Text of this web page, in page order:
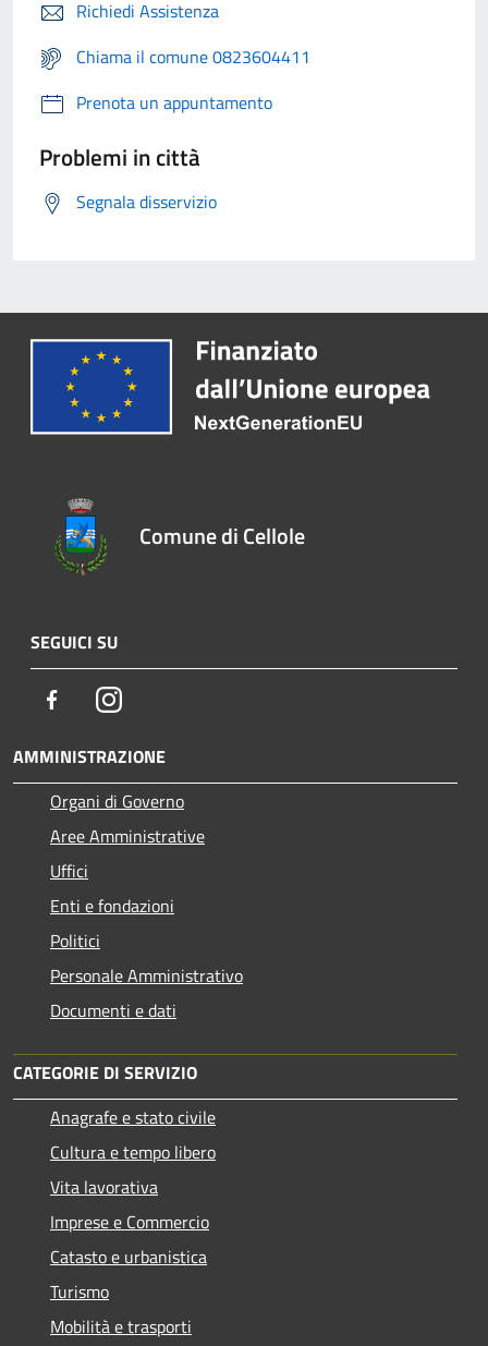
Richiedi Assistenza
Chiama il comune 0823604411
Prenota un appuntamento
Problemi in città
Segnala disservizio
Comune di Cellole
SEGUICI SU
FacebookInstagram
AMMINISTRAZIONE
Organi di Governo
Aree Amministrative
Uffici
Enti e fondazioni
Politici
Personale Amministrativo
Documenti e dati
CATEGORIE DI SERVIZIO
Anagrafe e stato civile
Cultura e tempo libero
Vita lavorativa
Imprese e Commercio
Catasto e urbanistica
Turismo
Mobilità e trasporti